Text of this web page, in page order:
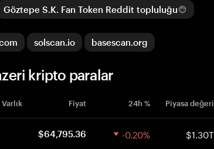
Göztepe S.K. Fan Token Reddit topluluğu
solscan.io basescan.org
kripto paralar
Varlık Fiyat 24h % Piyasa değeri
$64,795.36 -0.20% $1.30T